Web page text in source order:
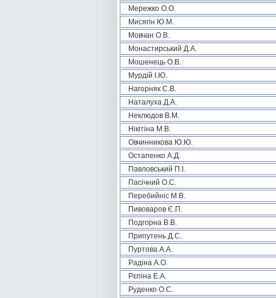
Мережко О.О.
Мисягін Ю.М.
Мовчан О.В.
Монастирський Д.А.
Мошенець О.В.
Мурдій І.Ю.
Нагорняк С.В.
Наталуха Д.А.
Неклюдов В.М.
Нікітіна М.В.
Овчинникова Ю.Ю.
Остапенко А.Д.
Павловський П.І.
Пасічний О.С.
Перебийніс М.В.
Пивоваров Є.П.
Подгорна В.В.
Припутень Д.С.
Пуртова А.А.
Радіна А.О.
Рєпіна Е.А.
Руденко О.С.